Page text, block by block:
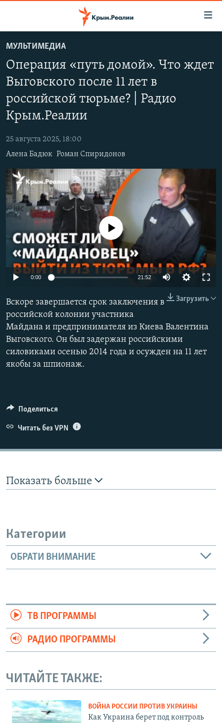
основному
содержанию
главной
Вернутся
СПЕЦПРОЕКТЫ
КАРТА ВОЕННЫХ ОБЪЕКТОВ КРЫМА
11 ЛЕТ ОККУПАЦИИ КРЫМА. 11 ИСТОРИЙ СОПРОТИВЛЕНИЯ
ВОДА
ИСТОРИЯ
ЕЩЕ
ИНТЕРАКТИВ
ТЕЛЕПРОЕКТ КРЫМ.РЕАЛИИ
СОВЕТЫ ПРАВОЗАЩИТНИКОВ
ПРОПАВШИЕ БЕЗ ВЕСТИ
ПОБЕДИТЕЛЕЙ НЕ СУДЯТ?
КРЫМ.НЕПОКОРЕННЫЙ
ELIFBE
РАДІО СВОБОДА
КАК ОБОЙТИ БЛОКИРОВКУ
Українською
Qırımtatar
ПРИСОЕДИНЯЙТЕСЬ!
Все сайты RFE/RL
МУЛЬТИМЕДИА
Операция «путь домой». Что ждет
Выговского после 11 лет в
российской тюрьме? | Радио
Крым.Реалии
25 августа 2025, 18:00
Алена Бадюк Роман Спиридонов
No media source currently available
0:00 21:52 Auto
240p
480p
Загрузить
Вскоре завершается срок заключения в
российской колонии участника
Майдана и предпринимателя из Киева Валентина
Выговского. Он был задержан российскими
силовиками осенью 2014 года и осужден на 11 лет
якобы за шпионаж.
Поделиться
Читать без VPN
Показать больше
Категории
ОБРАТИ ВНИМАНИЕ
ТВ ПРОГРАММЫ
РАДИО ПРОГРАММЫ
ЧИТАЙТЕ ТАКЖЕ:
ВОЙНА РОССИИ ПРОТИВ УКРАИНЫ
Как Украина берет под контроль